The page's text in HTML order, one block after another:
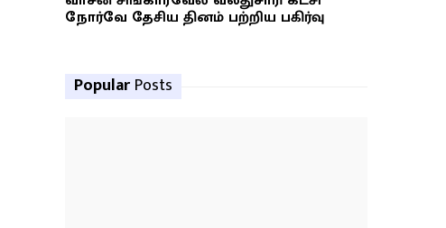
நோர்வே தேசிய தினம் பற்றிய பகிர்வு
Popular Posts